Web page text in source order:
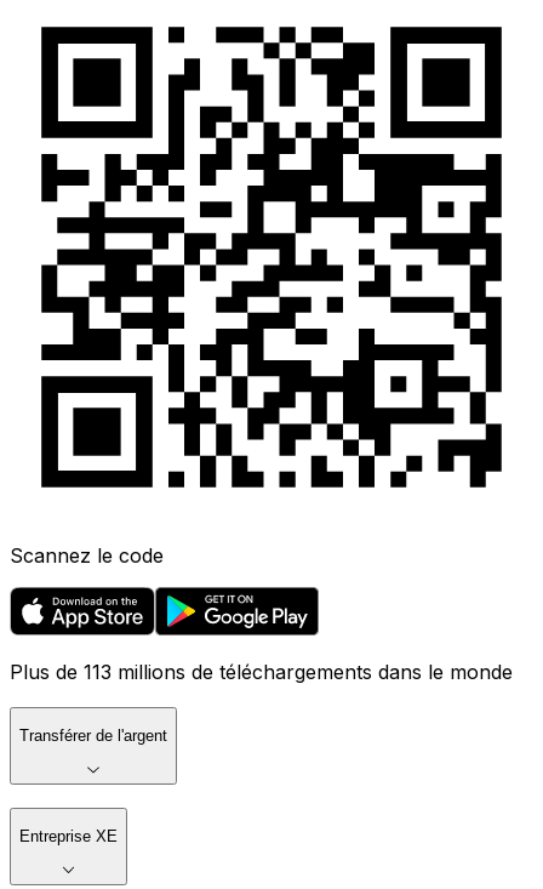
Scannez le code
Plus de 113 millions de téléchargements dans le monde
Transférer de l'argent
Entreprise XE